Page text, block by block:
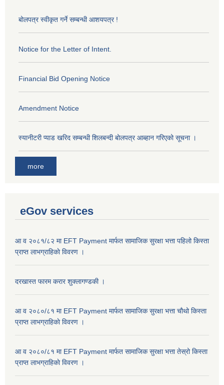
बोलपत्र स्वीकृत गर्ने सम्बन्धी आशयपत्र !
Notice for the Letter of Intent.
Financial Bid Opening Notice
Amendment Notice
स्यानीटरी प्याड खरिद सम्बन्धी शिलबन्दी बोलपत्र आब्हान गरिएको सूचना ।
more
eGov services
आ व २०८१/८२ मा EFT Payment मार्फत सामाजिक सुरक्षा भत्ता पहिलो किस्ता
प्राप्त लाभग्राहिकाे विवरण ।
दरखास्त फारम करार शुक्लागण्डकी ।
आ व २०८०/८१ मा EFT Payment मार्फत सामाजिक सुरक्षा भत्ता चौथो किस्ता
प्राप्त लाभग्राहिकाे विवरण ।
आ व २०८०/८१ मा EFT Payment मार्फत सामाजिक सुरक्षा भत्ता तेस्रो किस्ता
प्राप्त लाभग्राहिकाे विवरण ।